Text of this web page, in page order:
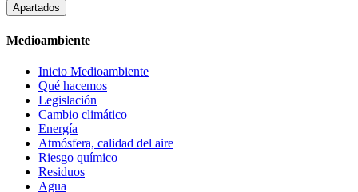
Apartados
Medioambiente
Inicio Medioambiente
Qué hacemos
Legislación
Cambio climático
Energía
Atmósfera, calidad del aire
Riesgo químico
Residuos
Agua